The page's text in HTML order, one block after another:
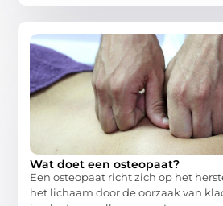
Wat doet een osteopaat?
Een osteopaat richt zich op het
het lichaam door de oorzaak van